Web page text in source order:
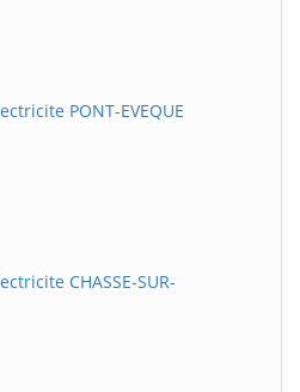
PONT-EVEQUE
CHASSE-SUR-